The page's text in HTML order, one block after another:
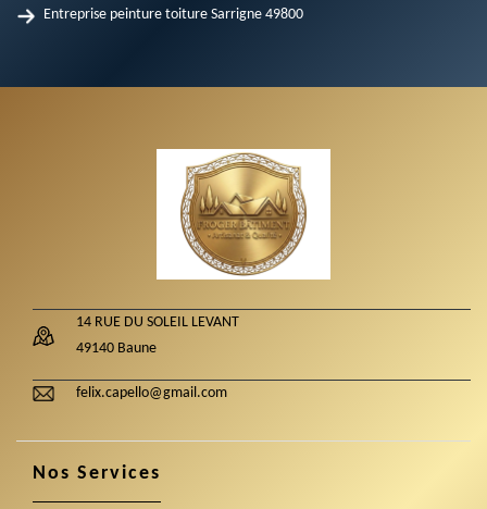
Entreprise peinture toiture Sarrigne 49800
14 RUE DU SOLEIL LEVANT
49140 Baune
felix.capello@gmail.com
Nos Services